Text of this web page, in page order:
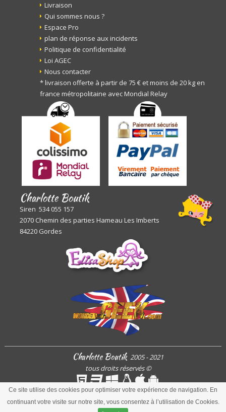
Ce site utilise des cookies pour optimiser votre expérience de navigation. En
continuant votre visite sur notre site, vous consentez à l’utilisation de Cookies.
Livraison
Qui sommes nous ?
Espace Pro
plan de réponse aux incidents
Politique de confidentialité
Loi AGEC
Nous contacter
* livraison offerte à partir de 75 € et moins de 20 kg en
france métropolitaine avec Mondial Relay
Charlotte Boutik
Siren 534 055 157
2070 Chemin des parties Hameau Les Imberts
84220 Gordes
Charlotte Boutik 2005 - 2021
tous droits réservés©